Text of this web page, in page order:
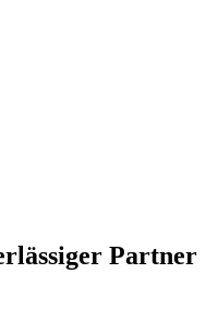
Partner